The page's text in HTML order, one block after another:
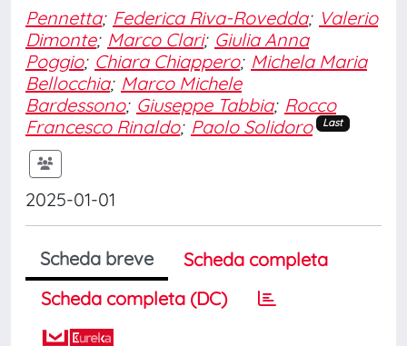
Pennetta; Federica Riva-Rovedda; Valerio
Dimonte; Marco Clari; Giulia Anna
Poggio; Chiara Chiappero; Michela Maria
Bellocchia; Marco Michele
Bardessono; Giuseppe Tabbia; Rocco
Francesco Rinaldo; Paolo Solidoro Last
2025-01-01
Scheda breve
Scheda completa
Scheda completa (DC)